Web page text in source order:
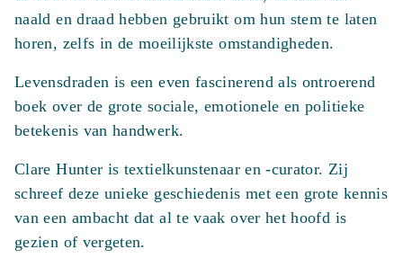
naald en draad hebben gebruikt om hun stem te laten
horen, zelfs in de moeilijkste omstandigheden.
Levensdraden is een even fascinerend als ontroerend
boek over de grote sociale, emotionele en politieke
betekenis van handwerk.
Clare Hunter is textielkunstenaar en -curator. Zij
schreef deze unieke geschiedenis met een grote kennis
van een ambacht dat al te vaak over het hoofd is
gezien of vergeten.